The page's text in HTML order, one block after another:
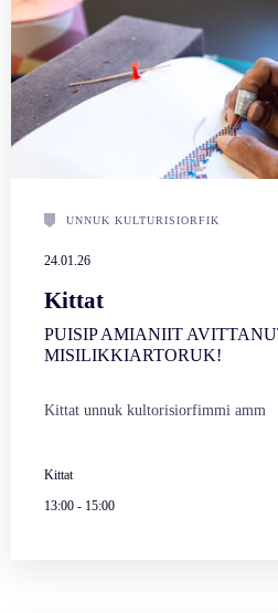
UNNUK KULTURISIORFIK
24.01.26
Kittat
PUISIP AMIANIIT
MISILIKKIARTORUK!
Kittat unnuk kultorisiorfimmi amm
Kittat
13:00 - 15:00